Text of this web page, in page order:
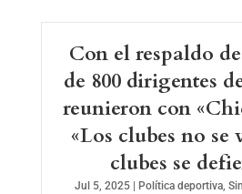
Con el respaldo
de 800 dirigentes
reunieron con
«Los clubes no se
clubes se
Jul 5, 2025| Política deportiva,